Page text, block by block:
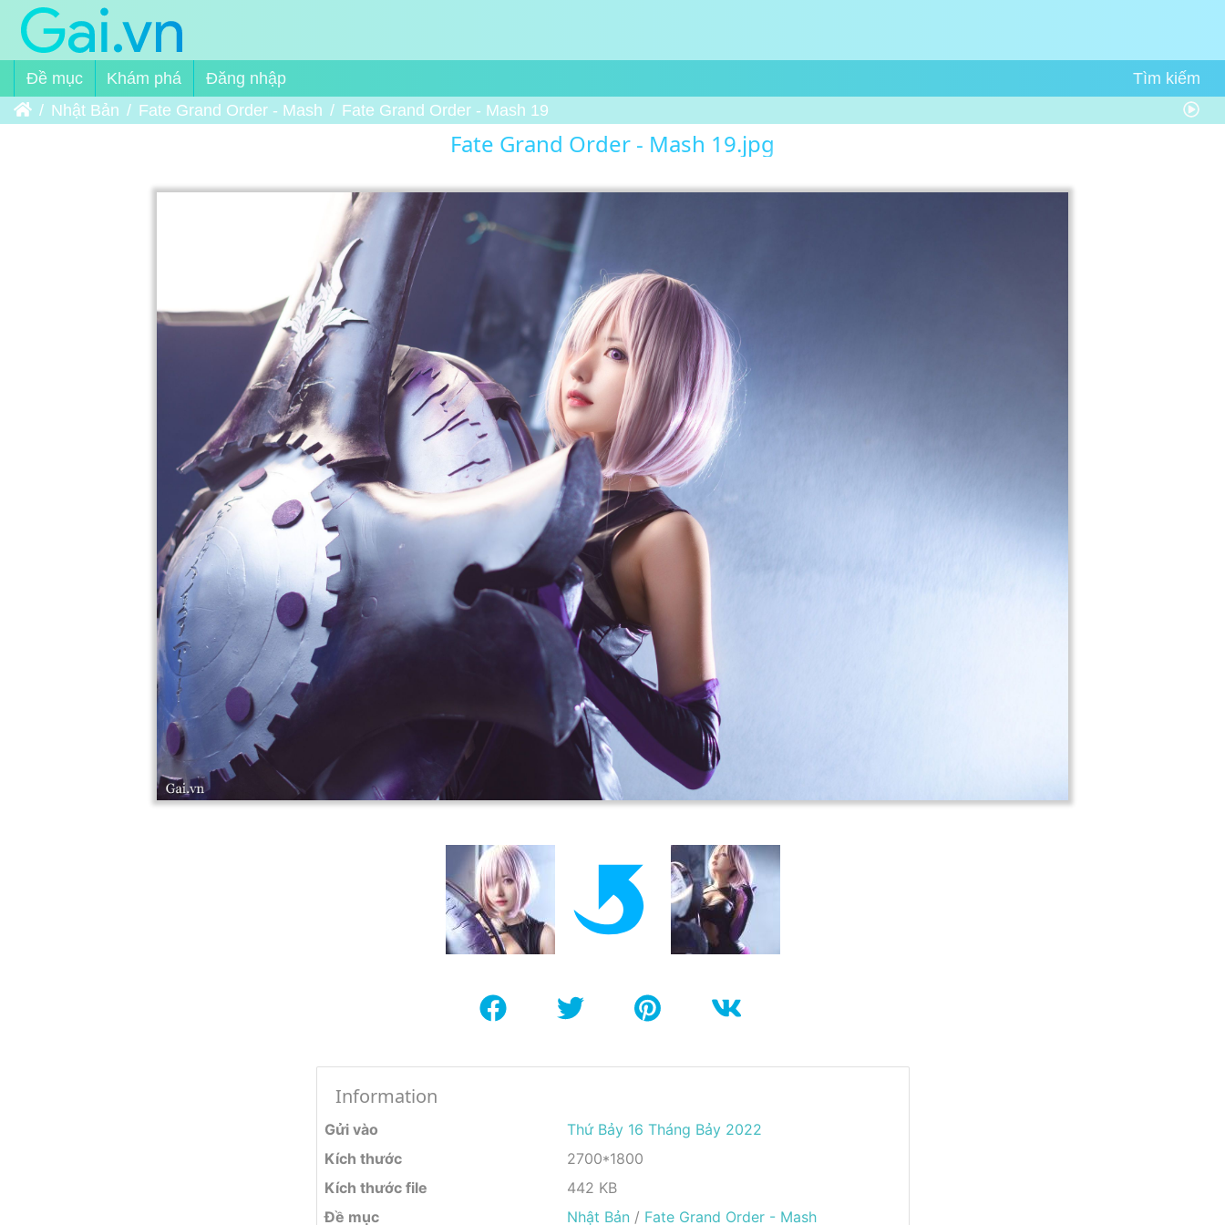
Đề mục Khám phá
Đăng nhập
Trang chủNhật Bản Fate Grand Order - Mash Fate Grand Order - Mash 19
Fate Grand Order - Mash 19.jpg
Information
Gửi vào
Thứ Bảy 16 Tháng Bảy 2022
Kích thước
2700*1800
Kích thước file
442 KB
Đề mục
Nhật Bản / Fate Grand Order - Mash